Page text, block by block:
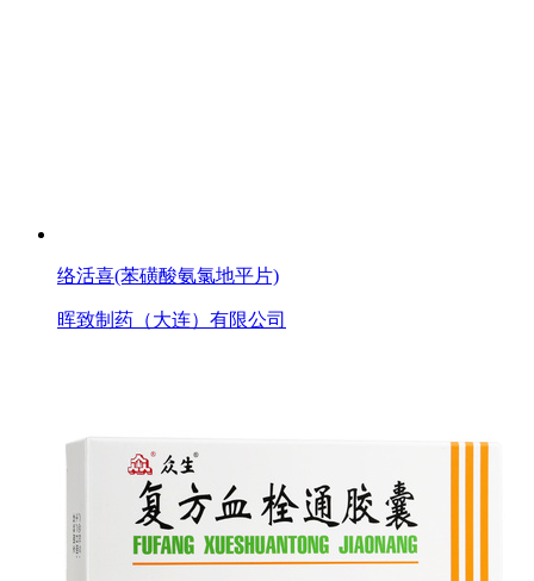
络活喜(苯磺酸氨氯地平片)
晖致制药（大连）有限公司